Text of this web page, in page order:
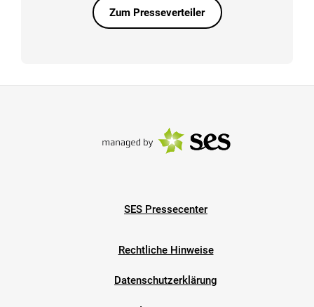
Zum Presseverteiler
SES Pressecenter
Rechtliche Hinweise
Datenschutzerklärung